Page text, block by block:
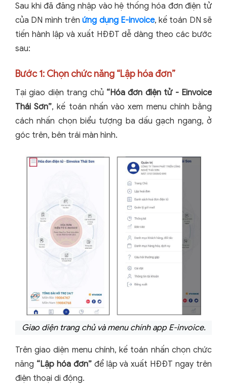
Sau khi đã đăng nhập vào hệ thống hóa đơn điện tử
của DN mình trênứng dụng E-invoice, kế toán DN sẽ
tiến hành lập và xuất HĐĐT dễ dàng theo các bước
sau:
Bước 1: Chọn chức năng “Lập hóa đơn”
Tại giao diện trang chủ “Hóa đơn điện tử - Einvoice
Thái Sơn”, kế toán nhấn vào xem menu chính bằng
cách nhấn chọn biểu tượng ba dấu gạch ngang, ở
góc trên, bên trái màn hình.
Giao diện trang chủ và menu chính app E-invoice.
Trên giao diện menu chính, kế toán nhấn chọn chức
năng “Lập hóa đơn”để lập và xuất HĐĐT ngay trên
điện thoại di động.